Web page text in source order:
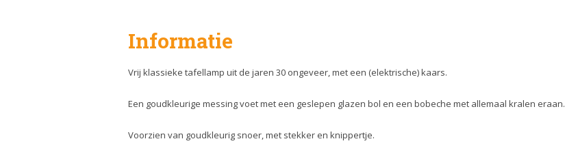
Informatie
Vrij klassieke tafellamp uit de jaren 30 ongeveer, met een (elektrische) kaars.
Een goudkleurige messing voet met een geslepen glazen bol en een bobeche met allemaal kralen eraan.
Voorzien van goudkleurig snoer, met stekker en knippertje.